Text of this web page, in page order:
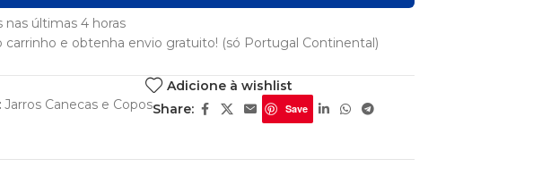
nas últimas 4 horas
carrinho e obtenha envio gratuito! (só Portugal Continental)
Adicione à wishlist
Jarros Canecas e CoposShare: Save